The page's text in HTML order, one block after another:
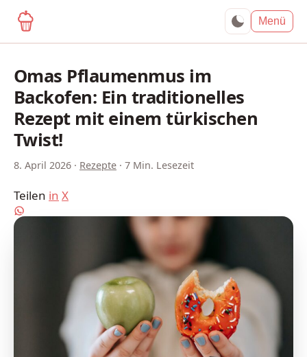
Menü
Omas Pflaumenmus im
Backofen: Ein traditionelles
Rezept mit einem türkischen
Twist!
8. April 2026 · Rezepte · 7 Min. Lesezeit
Teilen in X